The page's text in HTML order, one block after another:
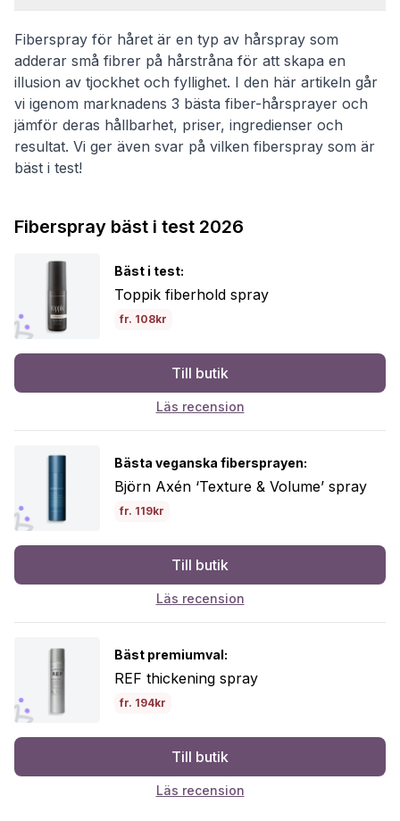
Fiberspray för håret är en typ av hårspray som
adderar små fibrer på hårstråna för att skapa en
illusion av tjockhet och fyllighet. I den här artikeln går
vi igenom marknadens 3 bästa fiber-hårsprayer och
jämför deras hållbarhet, priser, ingredienser och
resultat. Vi ger även svar på vilken fiberspray som är
bäst i test!
Fiberspray bäst i test 2026
Bäst i test:
Toppik fiberhold spray
fr. 108kr
Till butik
Läs recension
Bästa veganska fibersprayen:
Björn Axén ‘Texture & Volume’ spray
fr. 119kr
Till butik
Läs recension
Bäst premiumval:
REF thickening spray
fr. 194kr
Till butik
Läs recension